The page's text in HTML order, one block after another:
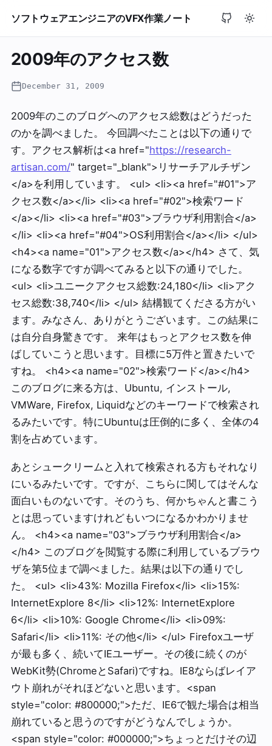
ソフトウェアエンジニアのVFX作業ノート
2009年のアクセス数
December 31, 2009
2009年のこのブログへのアクセス総数はどうだった
のかを調べました。 今回調べたことは以下の通りで
す。アクセス解析は<a href="https://research-
artisan.com/" target="_blank">リサーチアルチザン
</a>を利用しています。 <ul> <li><a href="#01">ア
クセス数</a></li> <li><a href="#02">検索ワード
</a></li> <li><a href="#03">ブラウザ利用割合</a>
</li> <li><a href="#04">OS利用割合</a></li> </ul>
<h4><a name="01">アクセス数</a></h4> さて、気
になる数字ですが調べてみると以下の通りでした。
<ul> <li>ユニークアクセス総数:24,180</li> <li>アク
セス総数:38,740</li> </ul> 結構観てくださる方がい
ます。みなさん、ありがとうございます。この結果に
は自分自身驚きです。 来年はもっとアクセス数を伸
ばしていこうと思います。目標に5万件と置きたいで
すね。 <h4><a name="02">検索ワード</a></h4>
このブログに来る方は、Ubuntu, インストール,
VMWare, Firefox, Liquidなどのキーワードで検索され
るみたいです。特にUbuntuは圧倒的に多く、全体の4
割を占めています。
あとシュークリームと入れて検索される方もそれなり
にいるみたいです。ですが、こちらに関してはそんな
面白いものないです。そのうち、何かちゃんと書こう
とは思っていますけれどもいつになるかわかりませ
ん。 <h4><a name="03">ブラウザ利用割合</a>
</h4> このブログを閲覧する際に利用しているブラウ
ザを第5位まで調べました。結果は以下の通りでし
た。 <ul> <li>43%: Mozilla Firefox</li> <li>15%:
InternetExplore 8</li> <li>12%: InternetExplore
6</li> <li>10%: Google Chrome</li> <li>09%:
Safari</li> <li>11%: その他</li> </ul> Firefoxユーザ
が最も多く、続いてIEユーザー。その後に続くのが
WebKit勢(ChromeとSafari)ですね。IE8ならばレイア
ウト崩れがそれほどないと思います。<span
style="color: #800000;">ただ、IE6で観た場合は相当
崩れていると思うのですがどうなんでしょうか。
<span style="color: #000000;">ちょっとだけその辺